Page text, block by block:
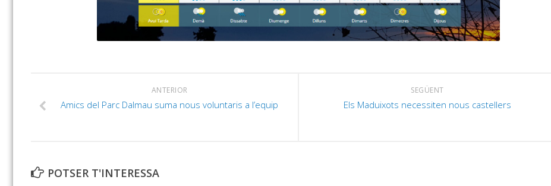
SEGÜENT
Els Maduixots necessiten nous castellers
ANTERIOR
Amics del Parc Dalmau suma nous voluntaris a l’equip
POTSER T'INTERESSA